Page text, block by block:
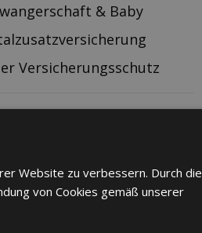
& Baby
Versicherungsschutz
Website zu verbessern. Durch die
von Cookies gemäß unserer